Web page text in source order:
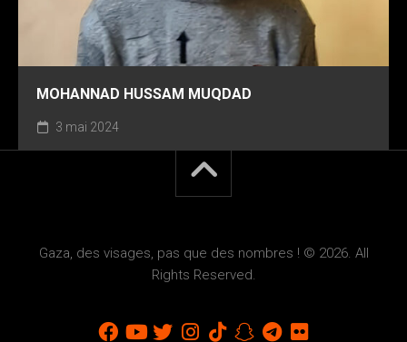
MOHANNAD HUSSAM MUQDAD
3 mai 2024
Gaza, des visages, pas que des nombres ! © 2026. All
Rights Reserved.